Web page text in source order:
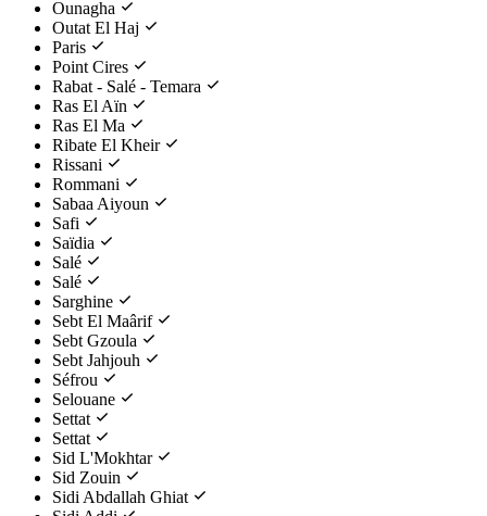
Ounagha
Outat El Haj
Paris
Point Cires
Rabat - Salé - Temara
Ras El Aïn
Ras El Ma
Ribate El Kheir
Rissani
Rommani
Sabaa Aiyoun
Safi
Saïdia
Salé
Salé
Sarghine
Sebt El Maârif
Sebt Gzoula
Sebt Jahjouh
Séfrou
Selouane
Settat
Settat
Sid L'Mokhtar
Sid Zouin
Sidi Abdallah Ghiat